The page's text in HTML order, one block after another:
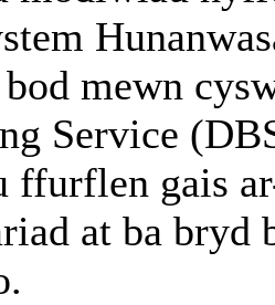
mewn
Service
ffurflen gais
at ba bryd